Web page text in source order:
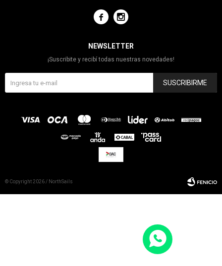
 
NEWSLETTER
¡Suscribite y recibí todas nuestras novedades!
SUSCRIBIRME
© Copyright 2026 / NorthSails